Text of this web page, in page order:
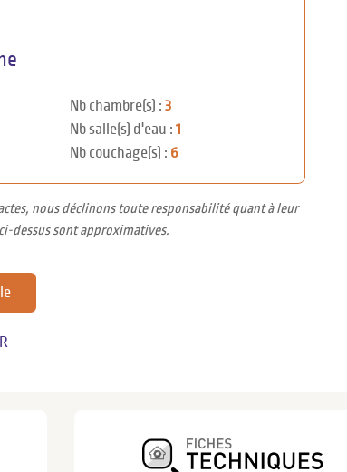
Nb chambre(s) :3
Nb salle(s) d'eau :1
Nb couchage(s) : 6
nous déclinons toute responsabilité quant à leur
dessus sont approximatives.